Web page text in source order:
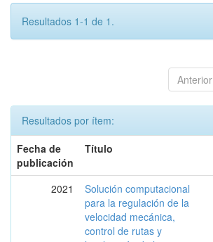
Resultados 1-1 de 1.
Anterior
Resultados por ítem:
Fecha de
publicación
Título
2021
Solución computacional
para la regulación de la
velocidad mecánica,
control de rutas y